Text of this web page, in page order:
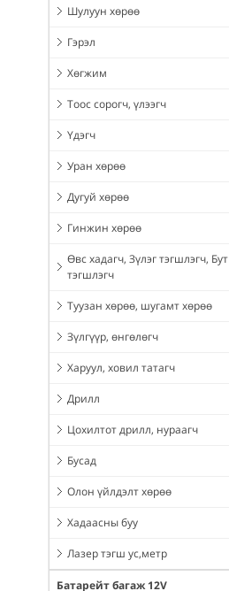
Шулуун хөрөө
Гэрэл
Хөгжим
Тоос сорогч, үлээгч
Үдэгч
Уран хөрөө
Дугуй хөрөө
Гинжин хөрөө
Өвс хадагч, Зүлэг тэгшлэгч, Бут
тэгшлэгч
Туузан хөрөө, шугамт хөрөө
Зүлгүүр, өнгөлөгч
Харуул, ховил татагч
Дрилл
Цохилтот дрилл, нураагч
Бусад
Олон үйлдэлт хөрөө
Хадаасны буу
Лазер тэгш ус,метр
Батарейт багаж 12V